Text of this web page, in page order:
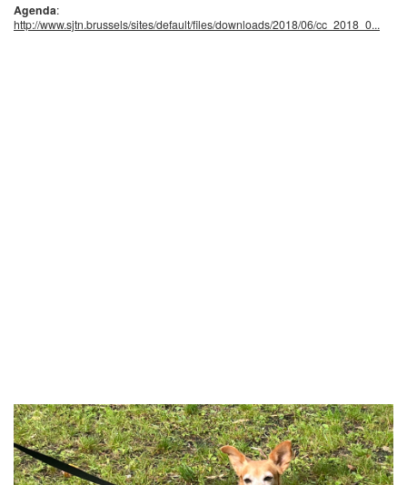
Agenda:
http://www.sjtn.brussels/sites/default/files/downloads/2018/06/cc_2018_0...